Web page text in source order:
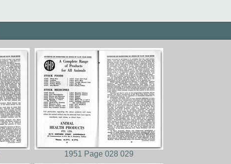
1951 Page 028 029